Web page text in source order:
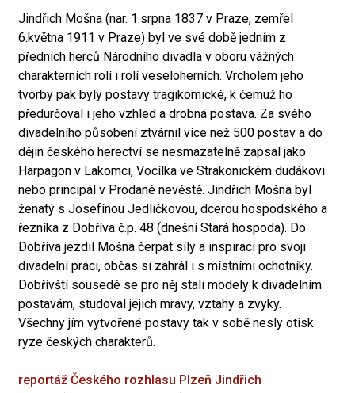
Jindřich Mošna (nar. 1.srpna 1837 v Praze, zemřel
6.května 1911 v Praze) byl ve své době jedním z
předních herců Národního divadla v oboru vážných
charakterních rolí i rolí veseloherních. Vrcholem jeho
tvorby pak byly postavy tragikomické, k čemuž ho
předurčoval i jeho vzhled a drobná postava. Za svého
divadelního působení ztvárnil více než 500 postav a do
dějin českého herectví se nesmazatelně zapsal jako
Harpagon v Lakomci, Vocílka ve Strakonickém dudákovi
nebo principál v Prodané nevěstě. Jindřich Mošna byl
ženatý s Josefínou Jedličkovou, dcerou hospodského a
řezníka z Dobříva č.p. 48 (dnešní Stará hospoda). Do
Dobříva jezdil Mošna čerpat síly a inspiraci pro svoji
divadelní práci, občas si zahrál i s místními ochotníky.
Dobřívští sousedé se pro něj stali modely k divadelním
postavám, studoval jejich mravy, vztahy a zvyky.
Všechny jím vytvořené postavy tak v sobě nesly otisk
ryze českých charakterů.
reportáž Českého rozhlasu Plzeň Jindřich